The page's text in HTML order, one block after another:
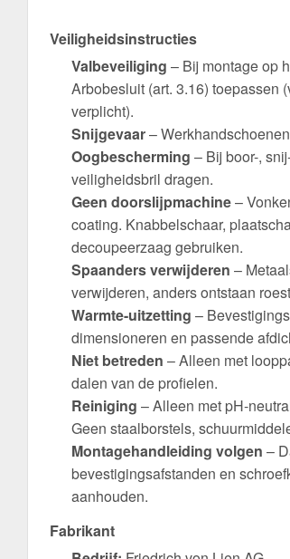
Veiligheidsinstructies
Valbeveiliging – Bij montage op
Arbobesluit (art. 3.16) toepassen
verplicht).
Snijgevaar–
Oogbescherming – Bij boor-,
veiligheidsbril dragen.
Geen doorslijpmachine–
coating. Knabbelschaar,
decoupeerzaag gebruiken.
Spaanders verwijderen –
verwijderen, anders ontstaan
Warmte-uitzetting –
dimensioneren en passende
Niet betreden – Alleen met
dalen van de profielen.
Reiniging – Alleen met pH-
Geen staalborstels,
Montagehandleiding volgen –
bevestigingsafstanden en
aanhouden.
Fabrikant